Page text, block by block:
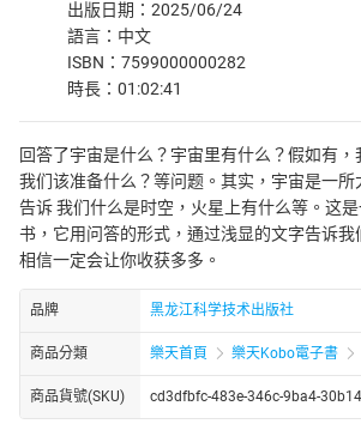
出版日期：2025/06/24
語言：中文
ISBN：7599000000282
時長：01:02:41
回答了宇宙是什么？宇宙里有什么？假如有
我们该准备什么？等问题。其实，宇宙是一所
告诉 我们什么是时空，火星上有什么等。这
书，它用问答的形式，通过浅显的文字告诉我
相信一定会让你收获多多。
品牌 黑龙江科学技术出版社
商品分類 樂天首頁 樂天Kobo電子書
商品貨號(SKU) cd3dfbfc-483e-346c-9ba4-